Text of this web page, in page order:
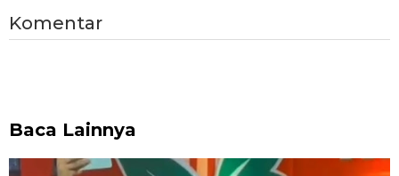
Komentar
Baca Lainnya